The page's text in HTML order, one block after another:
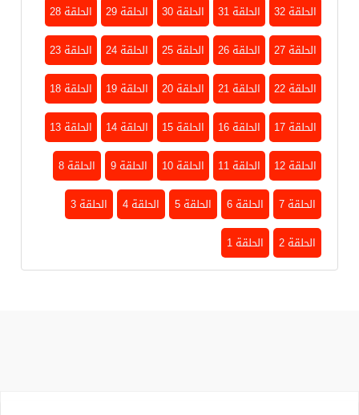
الحلقة 32
الحلقة 31 الحلقة 30 الحلقة 29
الحلقة 28
الحلقة 27
الحلقة 26 الحلقة 25 الحلقة 24
الحلقة 23
الحلقة 22
الحلقة 21 الحلقة 20 الحلقة 19
الحلقة 18
الحلقة 17
الحلقة 16 الحلقة 15 الحلقة 14
الحلقة 13
الحلقة 12
الحلقة 11 الحلقة 10 الحلقة 9
الحلقة 8
الحلقة 7
الحلقة 6 الحلقة 5 الحلقة 4
الحلقة 3
الحلقة 2
الحلقة 1